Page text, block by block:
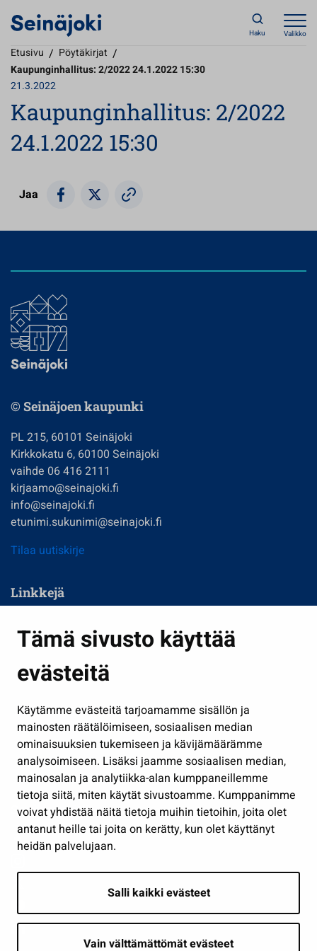
Tämä sivusto käyttää
evästeitä
Käytämme evästeitä tarjoamamme sisällön ja
mainosten räätälöimiseen, sosiaalisen median
ominaisuuksien tukemiseen ja kävijämäärämme
analysoimiseen. Lisäksi jaamme sosiaalisen median,
mainosalan ja analytiikka-alan kumppaneillemme
tietoja siitä, miten käytät sivustoamme. Kumppanimme
voivat yhdistää näitä tietoja muihin tietoihin, joita olet
antanut heille tai joita on kerätty, kun olet käyttänyt
heidän palvelujaan.
Salli kaikki evästeet
Vain välttämättömät evästeet
Haku Valikko
Etusivu / Pöytäkirjat /
Kaupunginhallitus: 2/2022 24.1.2022 15:30
21.3.2022
Kaupunginhallitus: 2/2022
24.1.2022 15:30
Jaa
© Seinäjoen kaupunki
PL 215, 60101 Seinäjoki
Kirkkokatu 6, 60100 Seinäjoki
vaihde 06 416 2111
kirjaamo@seinajoki.fi
info@seinajoki.fi
etunimi.sukunimi@seinajoki.fi
Tilaa uutiskirje
Linkkejä
Kasvatus ja opetus
Kulttuuri ja liikunta
Työ ja yrittäminen
Osallistu ja asioi
Näytä omat evästeasetukseni
Seuraa meitä